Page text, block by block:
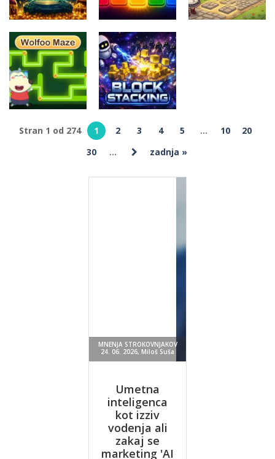
Miselne igre
Solitaire
Treasures
Miselne igre
Shadeo
Stran 1 od 274 1 2 3 4 5 ... 10
20
30
... zadnja »